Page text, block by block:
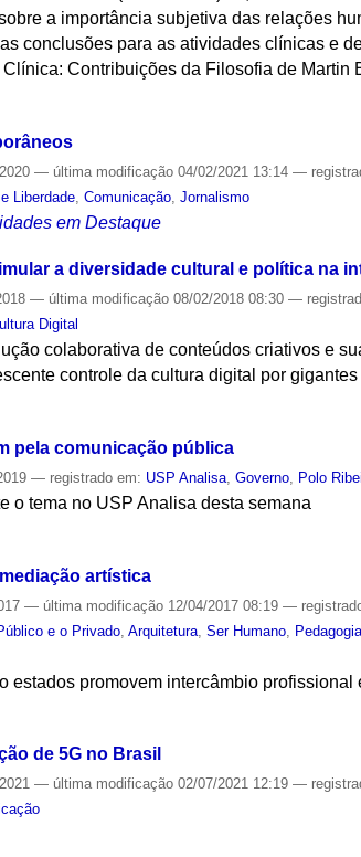
a importância subjetiva das relações
conclusões para as atividades clínicas e
Contribuições da Filosofia de Martin
— última modificação 04/02/2021 13:14—
Liberdade ,Comunicação ,Jornalismo
em Destaque
a diversidade cultural e política na
— última modificação 08/02/2018 08:30—
Digital
colaborativa de conteúdos criativos e
controle da cultura digital por
pela comunicação pública
— registrado em: USP Analisa ,Governo Polo
o tema no USP Analisa desta semana
artística
— última modificação 12/04/2017 08:19—
e o Privado ,Arquitetura ,Ser Humano Pedagogia
estados promovem intercâmbio
de 5G no Brasil
— última modificação 02/07/2021 12:19—